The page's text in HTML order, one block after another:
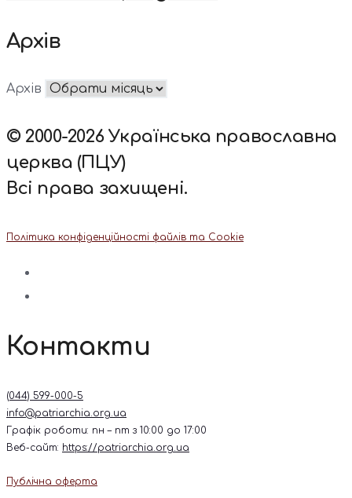
Архів
Архів
© 2000-2026 Українська православна
церква (ПЦУ)
Всі права захищені.
Політика конфіденційності файлів та Cookie
Контакти
(044) 599-000-5
info@patriarchia.org.ua
Графік роботи: пн – пт з 10:00 до 17:00
Веб-сайт: https://patriarchia.org.ua
Публічна оферта